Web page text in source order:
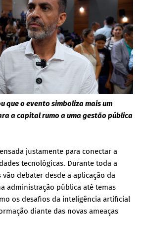
que o evento simboliza mais um
a capital rumo a uma gestão pública
justamente para conectar a
tecnológicas. Durante toda a
vão debater desde a aplicação da
administração pública até temas
os desafios da inteligência artificial
diante das novas ameaças